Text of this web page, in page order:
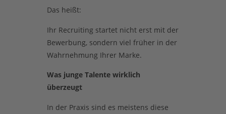
Das heißt:
Ihr Recruiting startet nicht erst mit der
Bewerbung, sondern viel früher in der
Wahrnehmung Ihrer Marke.
Was junge Talente wirklich
überzeugt
In der Praxis sind es meistens diese